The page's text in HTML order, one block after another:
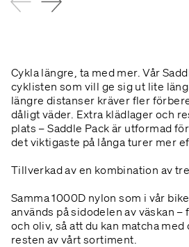
Cykla längre, ta med mer. Vår
cyklisten som vill ge sig ut lite
längre distanser kräver fler
dåligt väder. Extra klädlager och
plats – Saddle Pack är utformad
det viktigaste på långa turer mer
Tillverkad av en kombination av
Samma 1000D nylon som i vår
används på sidodelen av väskan –
och oliv, så att du kan matcha
resten av vårt sortiment.